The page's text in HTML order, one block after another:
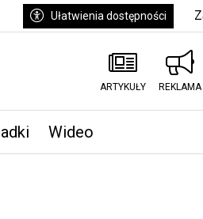
Ułatwienia dostępności
ARTYKUŁY REKLAMA
Wideo